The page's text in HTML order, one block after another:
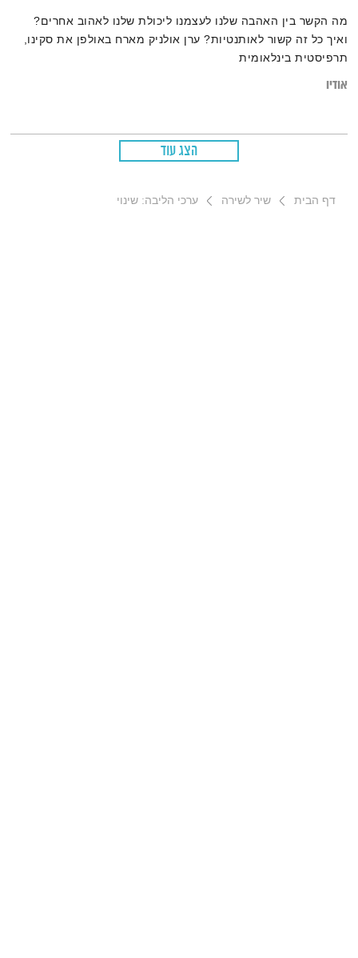
מה הקשר בין האהבה שלנו לעצמנו ליכולת שלנו לאהוב אחרים?
ואיך כל זה קשור לאותנטיות? ערן אולניק מארח באולפן את סקינו,
תרפיסטית בינלאומית
אודיו
הצג עוד
דף הבית שיר לשירה ערכי הליבה: שינוי